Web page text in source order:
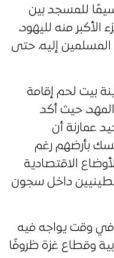
للمسجد بين
الأكبر منه لليهود،
إليه، حتى
بيت لحم إقامة
حيث أكد
عمارنة أن
بأرضهم رغم
الاقتصادية
داخل سجون
وقت يواجه فيه
وقطاع غزة ظروفًا